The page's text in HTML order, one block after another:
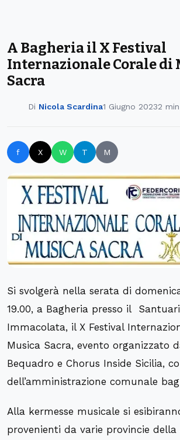
A Bagheria il X Festival
Internazionale Corale di
Sacra
Di Nicola Scardina1 Giugno 20232
f X W T M
Si svolgerà nella serata di
19.00, a Bagheria presso il
Immacolata, il X Festival
Musica Sacra, evento organizzato
Bequadro e Chorus Inside Sicilia,
dell’amministrazione comunale
Alla kermesse musicale si
provenienti da varie provincie della